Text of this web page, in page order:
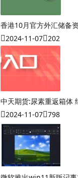
香港10月官方外汇储备
2024-11-07 202
中天期货:尿素重返箱体
2024-11-07 798